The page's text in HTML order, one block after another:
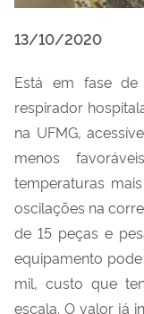
13/10/2020
Está em fase
respirador
na UFMG,
menos
temperaturas
oscilações na
de 15 peças e
equipamento
mil, custo que
escala. O valor já